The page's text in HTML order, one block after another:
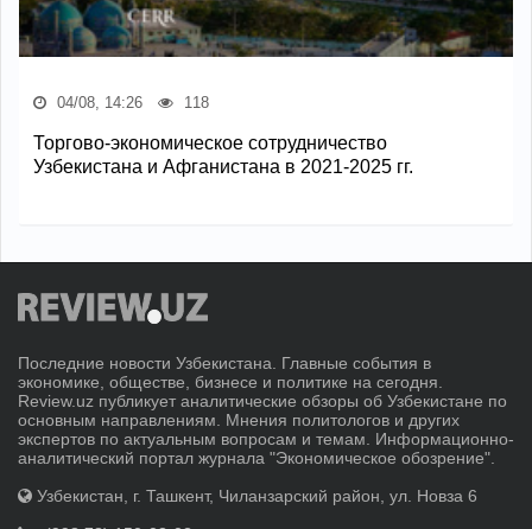
04/08, 14:26 118
Торгово-экономическое сотрудничество
Узбекистана и Афганистана в 2021-2025 гг.
Последние новости Узбекистана. Главные события в
экономике, обществе, бизнесе и политике на сегодня.
Review.uz публикует аналитические обзоры об Узбекистане по
основным направлениям. Мнения политологов и других
экспертов по актуальным вопросам и темам. Информационно-
аналитический портал журнала "Экономическое обозрение".
Узбекистан, г. Ташкент, Чиланзарский район, ул. Новза 6